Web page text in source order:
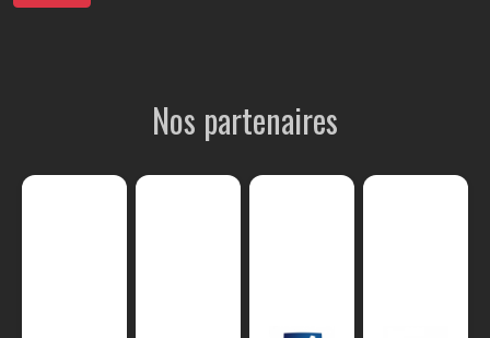
Nos partenaires